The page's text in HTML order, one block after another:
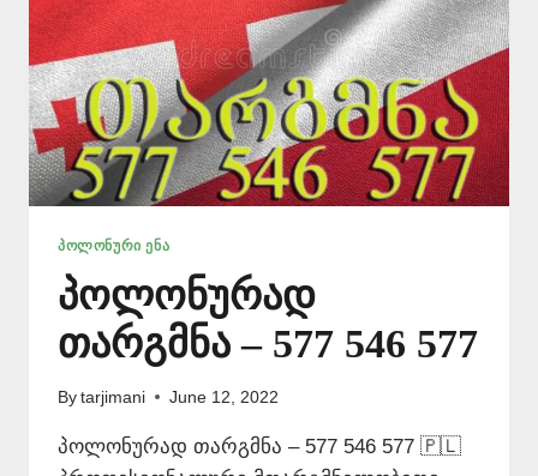
ᲞᲝᲚᲝᲜᲣᲠᲘ ᲔᲜᲐ
პოლონურად
თარგმნა – 577 546 577
By tarjimani June 12, 2022
პოლონურად თარგმნა – 577 546 577 🇵🇱